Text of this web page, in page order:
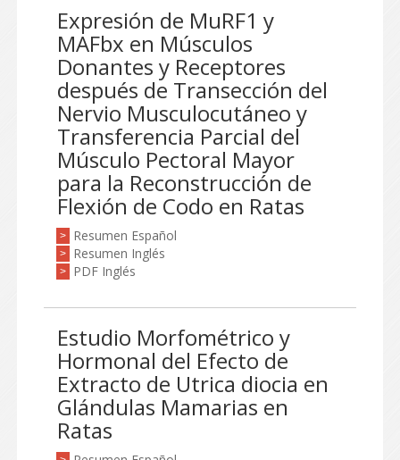
Expresión de MuRF1 y
MAFbx en Músculos
Donantes y Receptores
después de Transección del
Nervio Musculocutáneo y
Transferencia Parcial del
Músculo Pectoral Mayor
para la Reconstrucción de
Flexión de Codo en Ratas
> Resumen Español
> Resumen Inglés
> PDF Inglés
Estudio Morfométrico y
Hormonal del Efecto de
Extracto de Utrica diocia en
Glándulas Mamarias en
Ratas